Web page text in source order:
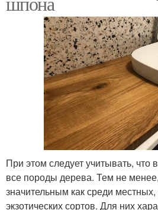
При этом следует учитывать, что
все породы дерева. Тем не
значительным как среди местных,
экзотических сортов. Для них